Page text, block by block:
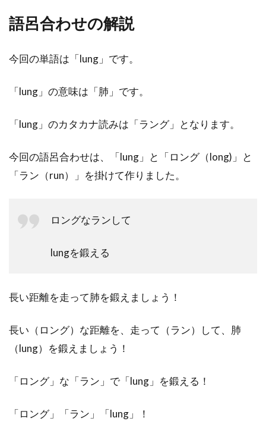
語呂合わせの解説
今回の単語は「lung」です。
「lung」の意味は「肺」です。
「lung」のカタカナ読みは「ラング」となります。
今回の語呂合わせは、「lung」と「ロング（long)」と
「ラン（run）」を掛けて作りました。
ロングなランして
lungを鍛える
長い距離を走って肺を鍛えましょう！
長い（ロング）な距離を、走って（ラン）して、肺
（lung）を鍛えましょう！
「ロング」な「ラン」で「lung」を鍛える！
「ロング」「ラン」「lung」！